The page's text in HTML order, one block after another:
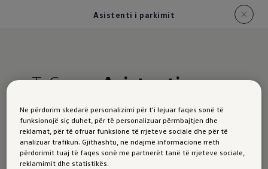
Asistenti i parkimit
T-Cross:Asistenti
Parkimitt
Asistenti Parkimit tregohet duke përdorur polon si
Ne përdorim skedarë personalizimi për t'i lejuar faqes sonë të
funksionojë siç duhet, për të personalizuar përmbajtjen dhe
reklamat, për të ofruar funksione të rrjeteve sociale dhe për të
analizuar trafikun. Gjithashtu, ne ndajmë informacione rreth
përdorimit tuaj të faqes sonë me partnerët tanë të rrjeteve sociale,
reklamimit dhe statistikës.